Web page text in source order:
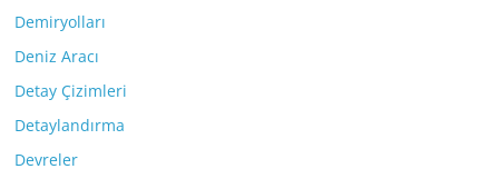
Demiryolları
Deniz Aracı
Detay Çizimleri
Detaylandırma
Devreler